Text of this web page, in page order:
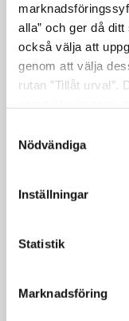
alla” och ger då
också välja att
genom att välja
rutan ”Tillåt urval”.
"Visa detaljer" kan
hur vi och våra
Nödvändiga
Inställningar
Statistik
Marknadsföring
Natur- och
Naturskolan
Ärenden hos